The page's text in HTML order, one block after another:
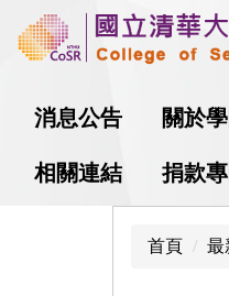
跳
到
消息公告 關於
相關連結 捐款
首頁 最